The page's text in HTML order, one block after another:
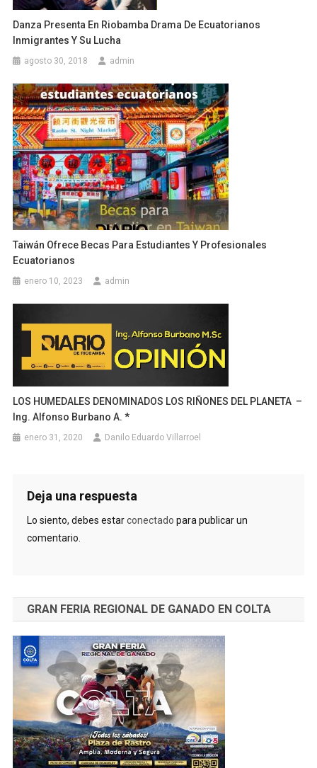
Danza Presenta En Riobamba Drama De Ecuatorianos
Inmigrantes Y Su Lucha
agosto 30, 2018 admin
Taiwán Ofrece Becas Para Estudiantes Y Profesionales
Ecuatorianos
enero 10, 2023 admin
LOS HUMEDALES DENOMINADOS LOS RIÑONES DEL PLANETA –
Ing. Alfonso Burbano A. *
enero 31, 2020 Danilo Eduardo Villarroel
Deja una respuesta
Lo siento, debes estarconectado para publicar un
comentario.
GRAN FERIA REGIONAL DE GANADO EN COLTA